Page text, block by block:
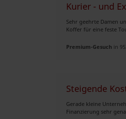
Kurier - und
Sehr geehrte Damen
Koffer für eine feste
Premium-Gesuch in
Steigende
Gerade kleine
Finanzierung sehr